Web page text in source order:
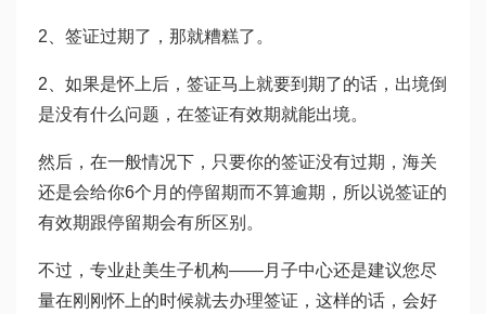
2、签证过期了，那就糟糕了。
2、如果是怀上后，签证马上就要到期了的话，出境倒
是没有什么问题，在签证有效期就能出境。
然后，在一般情况下，只要你的签证没有过期，海关
还是会给你6个月的停留期而不算逾期，所以说签证的
有效期跟停留期会有所区别。
不过，专业赴美生子机构——月子中心还是建议您尽
量在刚刚怀上的时候就去办理签证，这样的话，会好